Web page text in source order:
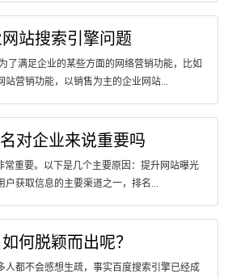
站搜索引擎问题
满足企业的某些方面的网络营销功能，比如
站营销功能，以销售为主的企业网站...
对企业来说重要吗
常重要。以下是几个主要原因：提升网站曝光
户获取信息的主要渠道之一，排名...
何脱颖而出呢？
人都不会感想生疏，事实百度搜索引擎已经成